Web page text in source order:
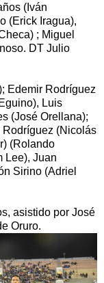
(Iván
(Erick Iragua),
; Miguel
DT Julio
Edemir Rodríguez
Luis
(José Orellana);
Rodríguez (Nicolás
(Rolando
Lee), Juan
Sirino (Adriel
asistido por José
Oruro.